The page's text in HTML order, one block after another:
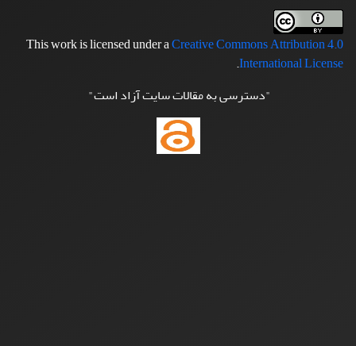
This work is licensed under aCreative Commons Attribution 4.0
International License
.
"دسترسی به مقالات سایت آزاد است"